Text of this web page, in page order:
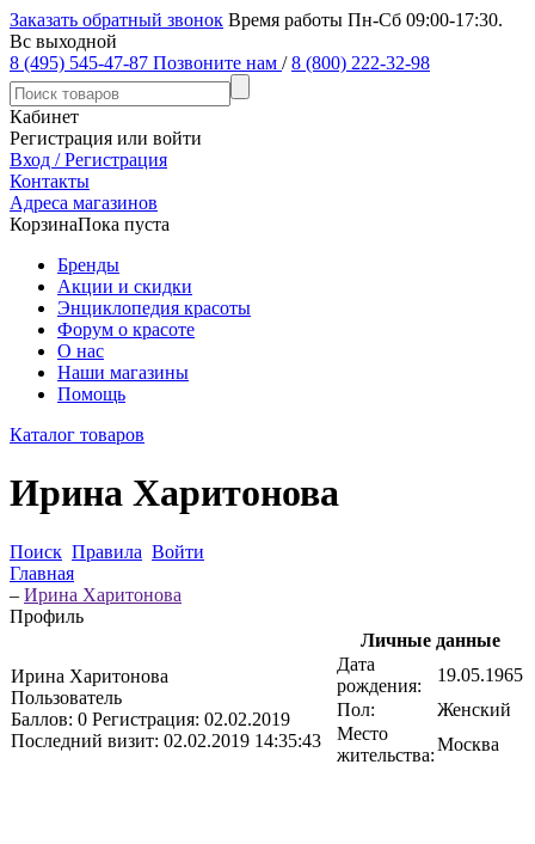
Заказать обратный звонок Время работы Пн-Сб 09:00-17:30.
Вс выходной
8 (495) 545-47-87 Позвоните нам / 8 (800) 222-32-98
Кабинет
Регистрация или войти
Вход / Регистрация
Контакты
Адреса магазинов
КорзинаПока пуста
Бренды
Акции и скидки
Энциклопедия красоты
Форум о красоте
О нас
Наши магазины
Помощь
Каталог товаров
Ирина Харитонова
Поиск Правила Войти
Главная
– Ирина Харитонова
Профиль
Ирина Харитонова
Пользователь
Баллов: 0 Регистрация: 02.02.2019
Последний визит: 02.02.2019 14:35:43
Личные данные
Дата
рождения:
19.05.1965
Пол:
Женский
Место
жительства:
Москва